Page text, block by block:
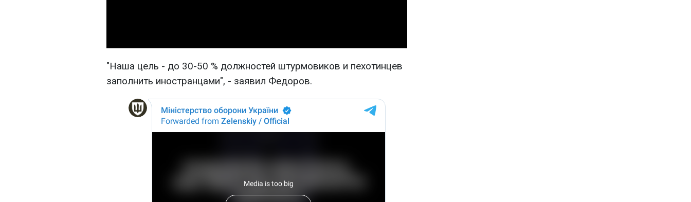
"Наша цель - до 30-50 % должностей штурмовиков и пехотинцев
заполнить иностранцами", - заявил Федоров.